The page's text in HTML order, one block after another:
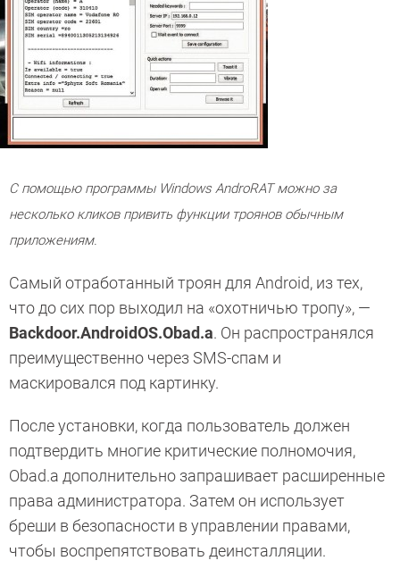
С помощью программы Windows AndroRAT можно за
несколько кликов привить функции троянов обычным
приложениям.
Самый отработанный троян для Android, из тех,
что до сих пор выходил на «охотничью тропу», —
Backdoor.AndroidOS.Obad.a. Он распространялся
преимущественно через SMS-спам и
маскировался под картинку.
После установки, когда пользователь должен
подтвердить многие критические полномочия,
Obad.a дополнительно запрашивает расширенные
права администратора. Затем он использует
бреши в безопасности в управлении правами,
чтобы воспрепятствовать деинсталляции.